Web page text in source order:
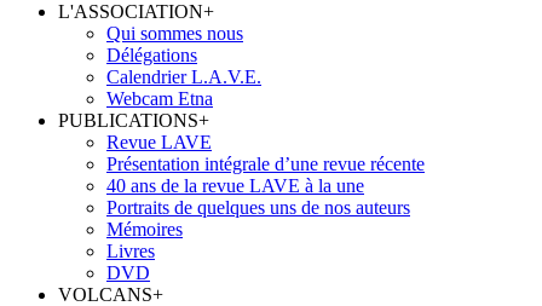
L'ASSOCIATION+
Qui sommes nous
Délégations
Calendrier L.A.V.E.
Webcam Etna
PUBLICATIONS+
Revue LAVE
Présentation intégrale d’une revue récente
40 ans de la revue LAVE à la une
Portraits de quelques uns de nos auteurs
Mémoires
Livres
DVD
VOLCANS+